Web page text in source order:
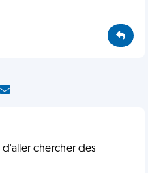
d'aller chercher des